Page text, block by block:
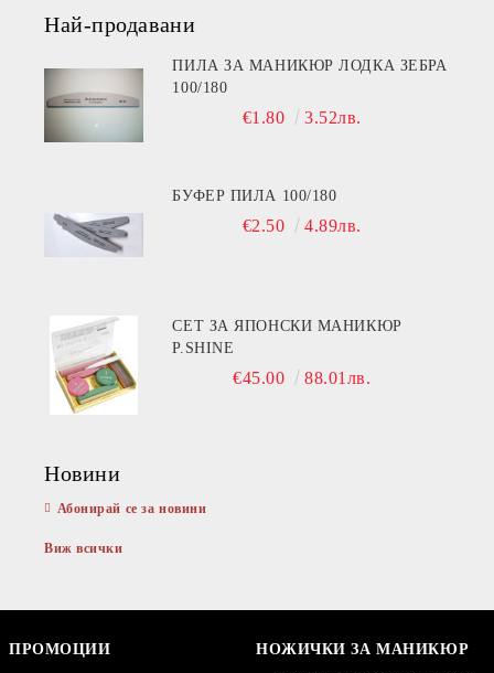
Най-продавани
ПИЛА ЗА МАНИКЮР ЛОДКА ЗЕБРА
100/180
€1.80 3.52лв.
БУФЕР ПИЛА 100/180
€2.50 4.89лв.
СЕТ ЗА ЯПОНСКИ МАНИКЮР
P.SHINE
€45.00 88.01лв.
Новини
Абонирай се за новини
Виж всички
ПРОМОЦИИ
НОЖИЧКИ ЗА МАНИКЮР